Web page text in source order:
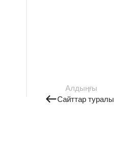
Алдыңғы
Сайттар туралы